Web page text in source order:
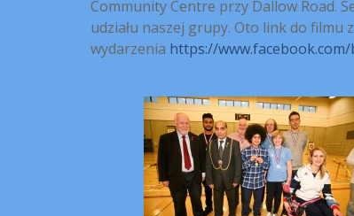
Community Centre przy Dallow Road.
udziału naszej grupy. Oto link do filmu
wydarzenia https://www.facebook.com/